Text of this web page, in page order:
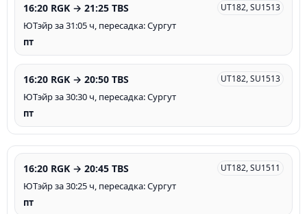
16:20 RGK → 21:25 TBS UT182, SU1513
ЮТэйр за 31:05 ч, пересадка: Сургут
пт
16:20 RGK → 20:50 TBS UT182, SU1513
ЮТэйр за 30:30 ч, пересадка: Сургут
пт
16:20 RGK → 20:45 TBS UT182, SU1511
ЮТэйр за 30:25 ч, пересадка: Сургут
пт